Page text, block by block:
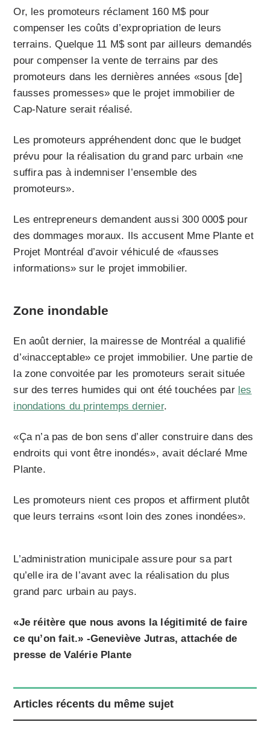
Or, les promoteurs réclament 160 M$ pour
compenser les coûts d’expropriation de leurs
terrains. Quelque 11 M$ sont par ailleurs demandés
pour compenser la vente de terrains par des
promoteurs dans les dernières années «sous [de]
fausses promesses» que le projet immobilier de
Cap-Nature serait réalisé.
Les promoteurs appréhendent donc que le budget
prévu pour la réalisation du grand parc urbain «ne
suffira pas à indemniser l’ensemble des
promoteurs».
Les entrepreneurs demandent aussi 300 000$ pour
des dommages moraux. Ils accusent Mme Plante et
Projet Montréal d’avoir véhiculé de «fausses
informations» sur le projet immobilier.
Zone inondable
En août dernier, la mairesse de Montréal a qualifié
d’«inacceptable» ce projet immobilier. Une partie de
la zone convoitée par les promoteurs serait située
sur des terres humides qui ont été touchées par les
inondations du printemps dernier.
«Ça n’a pas de bon sens d’aller construire dans des
endroits qui vont être inondés», avait déclaré Mme
Plante.
Les promoteurs nient ces propos et affirment plutôt
que leurs terrains «sont loin des zones inondées».
L’administration municipale assure pour sa part
qu’elle ira de l’avant avec la réalisation du plus
grand parc urbain au pays.
«Je réitère que nous avons la légitimité de faire
ce qu’on fait.» -Geneviève Jutras, attachée de
presse de Valérie Plante
Articles récents du même sujet